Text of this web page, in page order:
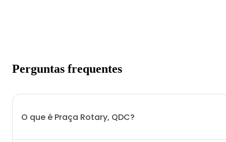
Perguntas frequentes
O que é Praça Rotary, QDC?